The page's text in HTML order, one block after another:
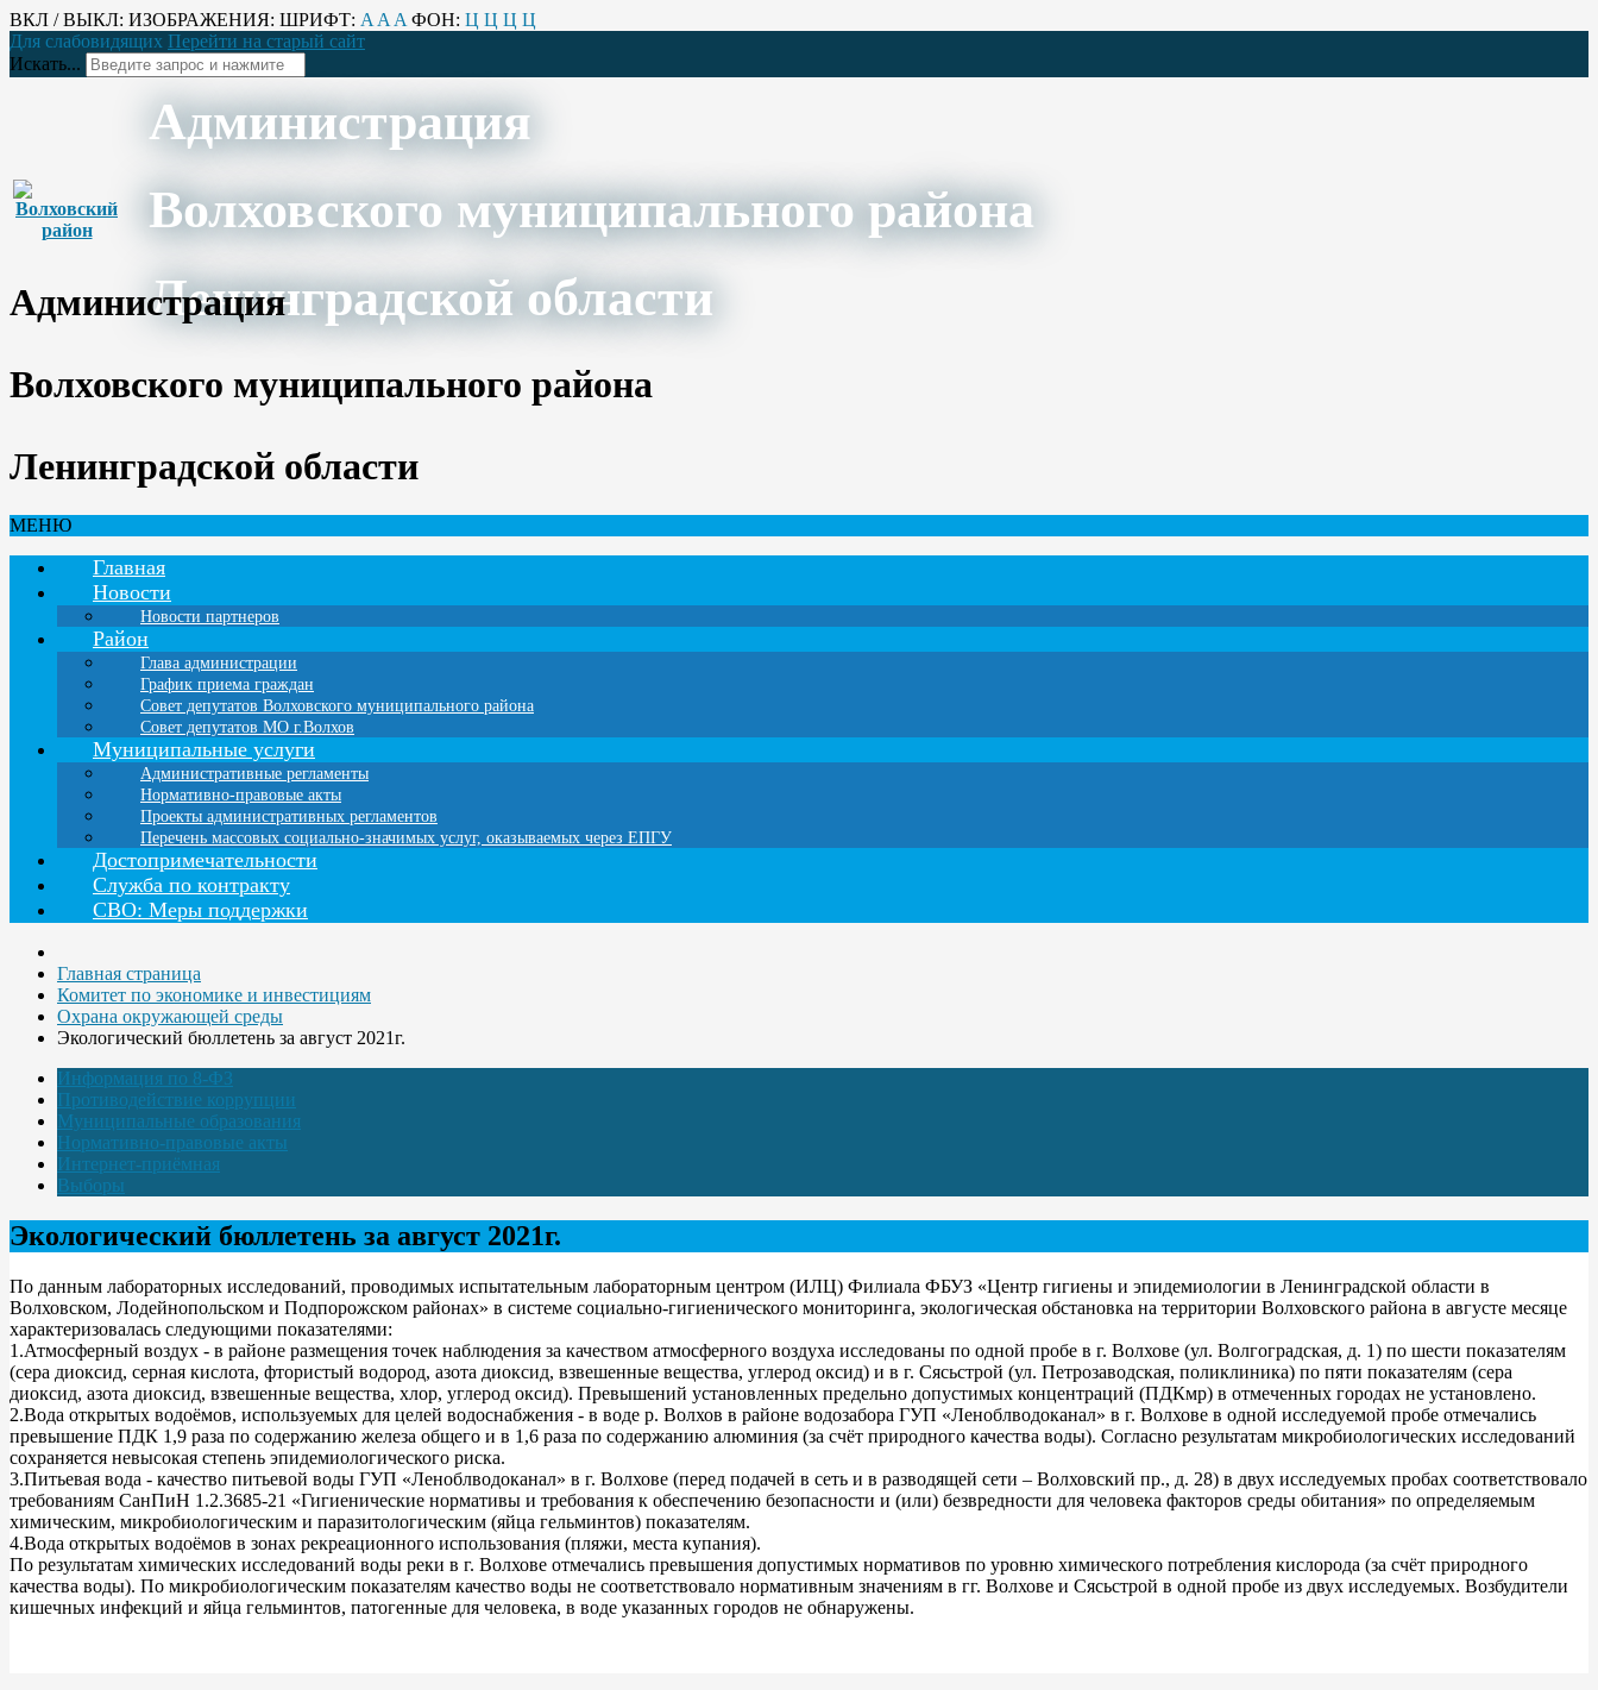
ВКЛ / ВЫКЛ: ИЗОБРАЖЕНИЯ: ШРИФТ: A A A ФОН: Ц Ц Ц Ц
Для слабовидящих Перейти на старый сайт
Искать...
Администрация
Волховского муниципального района
Ленинградской области
Администрация
Волховского муниципального района
Ленинградской области
МЕНЮ
Главная
Новости
Новости партнеров
Район
Глава администрации
График приема граждан
Совет депутатов Волховского муниципального района
Совет депутатов МО г.Волхов
Муниципальные услуги
Административные регламенты
Нормативно-правовые акты
Проекты административных регламентов
Перечень массовых социально-значимых услуг, оказываемых через ЕПГУ
Достопримечательности
Служба по контракту
СВО: Меры поддержки
Главная страница
Комитет по экономике и инвестициям
Охрана окружающей среды
Экологический бюллетень за август 2021г.
Информация по 8-ФЗ
Противодействие коррупции
Муниципальные образования
Нормативно-правовые акты
Интернет-приёмная
Выборы
Экологический бюллетень за август 2021г.
По данным лабораторных исследований, проводимых испытательным лабораторным центром (ИЛЦ) Филиала ФБУЗ «Центр гигиены и эпидемиологии в Ленинградской области в
Волховском, Лодейнопольском и Подпорожском районах» в системе социально-гигиенического мониторинга, экологическая обстановка на территории Волховского района в августе месяце
характеризовалась следующими показателями:
1.Атмосферный воздух - в районе размещения точек наблюдения за качеством атмосферного воздуха исследованы по одной пробе в г. Волхове (ул. Волгоградская, д. 1) по шести показателям
(сера диоксид, серная кислота, фтористый водород, азота диоксид, взвешенные вещества, углерод оксид) и в г. Сясьстрой (ул. Петрозаводская, поликлиника) по пяти показателям (сера
диоксид, азота диоксид, взвешенные вещества, хлор, углерод оксид). Превышений установленных предельно допустимых концентраций (ПДКмр) в отмеченных городах не установлено.
2.Вода открытых водоёмов, используемых для целей водоснабжения - в воде р. Волхов в районе водозабора ГУП «Леноблводоканал» в г. Волхове в одной исследуемой пробе отмечались
превышение ПДК 1,9 раза по содержанию железа общего и в 1,6 раза по содержанию алюминия (за счёт природного качества воды). Согласно результатам микробиологических исследований
сохраняется невысокая степень эпидемиологического риска.
3.Питьевая вода - качество питьевой воды ГУП «Леноблводоканал» в г. Волхове (перед подачей в сеть и в разводящей сети – Волховский пр., д. 28) в двух исследуемых пробах соответствовало
требованиям СанПиН 1.2.3685-21 «Гигиенические нормативы и требования к обеспечению безопасности и (или) безвредности для человека факторов среды обитания» по определяемым
химическим, микробиологическим и паразитологическим (яйца гельминтов) показателям.
4.Вода открытых водоёмов в зонах рекреационного использования (пляжи, места купания).
По результатам химических исследований воды реки в г. Волхове отмечались превышения допустимых нормативов по уровню химического потребления кислорода (за счёт природного
качества воды). По микробиологическим показателям качество воды не соответствовало нормативным значениям в гг. Волхове и Сясьстрой в одной пробе из двух исследуемых. Возбудители
кишечных инфекций и яйца гельминтов, патогенные для человека, в воде указанных городов не обнаружены.